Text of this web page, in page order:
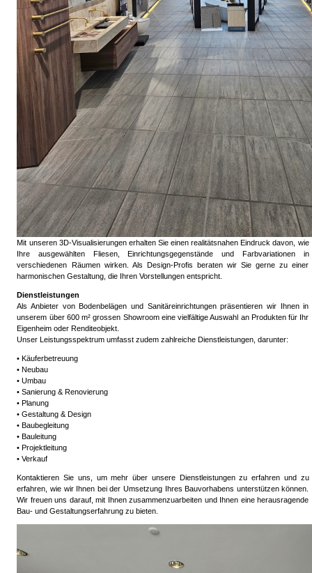
Mit unseren 3D-Visualisierungen erhalten Sie einen realitätsnahen Eindruck davon, wie
Ihre ausgewählten Fliesen, Einrichtungsgegenstände und Farbvariationen in
verschiedenen Räumen wirken. Als Design-Profis beraten wir Sie gerne zu einer
harmonischen Gestaltung, die Ihren Vorstellungen entspricht.
Dienstleistungen
Als Anbieter von Bodenbelägen und Sanitäreinrichtungen präsentieren wir Ihnen in
unserem über 600 m² grossen Showroom eine vielfältige Auswahl an Produkten für Ihr
Eigenheim oder Renditeobjekt.
Unser Leistungsspektrum umfasst zudem zahlreiche Dienstleistungen, darunter:
• Käuferbetreuung
• Neubau
• Umbau
• Sanierung & Renovierung
• Planung
• Gestaltung & Design
• Baubegleitung
• Bauleitung
• Projektleitung
• Verkauf
Kontaktieren Sie uns, um mehr über unsere Dienstleistungen zu erfahren und zu
erfahren, wie wir Ihnen bei der Umsetzung Ihres Bauvorhabens unterstützen können.
Wir freuen uns darauf, mit Ihnen zusammenzuarbeiten und Ihnen eine herausragende
Bau- und Gestaltungserfahrung zu bieten.